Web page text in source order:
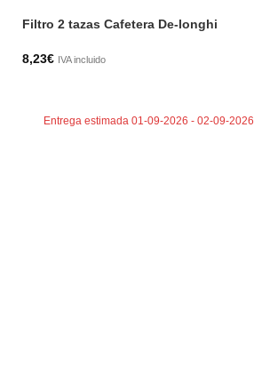
Filtro 2 tazas Cafetera De-longhi
8,23€ IVA incluido
Entrega estimada 01-09-2026 - 02-09-2026